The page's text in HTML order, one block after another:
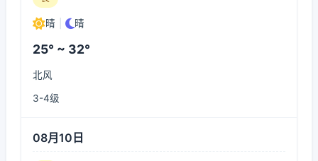
晴 晴
25° ~ 32°
北风
3-4级
08月10日